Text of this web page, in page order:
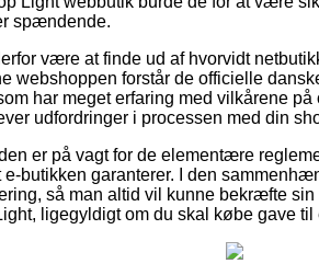
spændende.
være at finde ud af hvorvidt
webshoppen forstår de officielle
har meget erfaring med vilkårene
udfordringer i processen med din
er på vagt for de elementære
e-butikken garanterer. I den
så man altid vil kunne bekræfte
ligegyldigt om du skal købe gave